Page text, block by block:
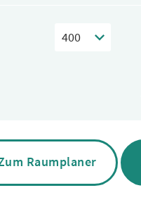
Raumplaner